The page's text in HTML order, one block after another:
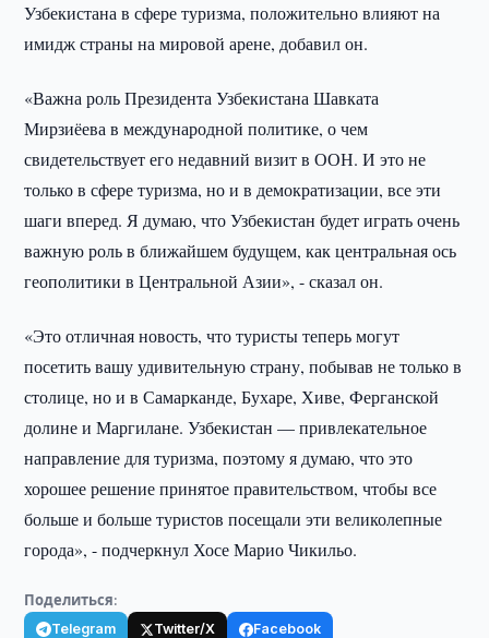
Узбекистана в сфере туризма, положительно влияют на
имидж страны на мировой арене, добавил он.
«Важна роль Президента Узбекистана Шавката
Мирзиёева в международной политике, о чем
свидетельствует его недавний визит в ООН. И это не
только в сфере туризма, но и в демократизации, все эти
шаги вперед. Я думаю, что Узбекистан будет играть очень
важную роль в ближайшем будущем, как центральная ось
геополитики в Центральной Азии», - сказал он.
«Это отличная новость, что туристы теперь могут
посетить вашу удивительную страну, побывав не только в
столице, но и в Самарканде, Бухаре, Хиве, Ферганской
долине и Маргилане. Узбекистан — привлекательное
направление для туризма, поэтому я думаю, что это
хорошее решение принятое правительством, чтобы все
больше и больше туристов посещали эти великолепные
города», - подчеркнул Хосе Марио Чикильо.
Поделиться:
Telegram Twitter/X Facebook